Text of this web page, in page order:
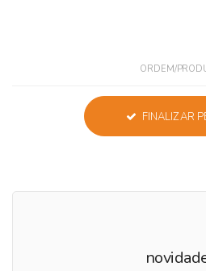
ORDEM/
FINALIZAR